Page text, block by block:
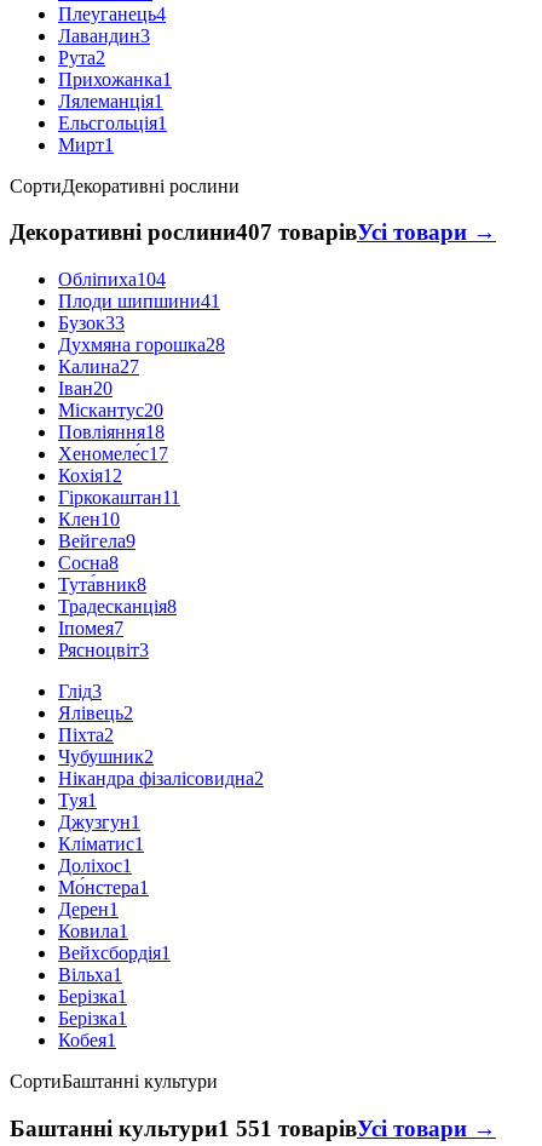
Плеуганець4
Лавандин3
Рута2
Прихожанка1
Лялеманція1
Ельсгольція1
Мирт1
СортиДекоративні рослини
Декоративні рослини407 товарівУсі товари →
Обліпиха104
Плоди шипшини41
Бузок33
Духмяна горошка28
Калина27
Іван20
Міскантус20
Повліяння18
Хеномеле́с17
Кохія12
Гіркокаштан11
Клен10
Вейгела9
Сосна8
Тута́вник8
Традесканція8
Іпомея7
Рясноцвіт3
Глід3
Ялівець2
Піхта2
Чубушник2
Нікандра фізалісовидна2
Туя1
Джузгун1
Кліматис1
Доліхос1
Мо́нстера1
Дерен1
Ковила1
Вейхсбордія1
Вільха1
Берізка1
Берізка1
Кобея1
СортиБаштанні культури
Баштанні культури1 551 товарівУсі товари →